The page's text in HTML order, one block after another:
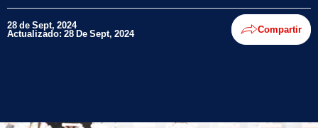
28 de Sept, 2024
Actualizado: 28 De Sept, 2024 Compartir